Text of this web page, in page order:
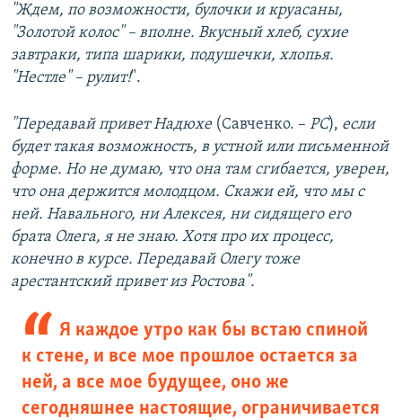
"Ждем, по возможности, булочки и круасаны,
"Золотой колос" – вполне. Вкусный хлеб, сухие
завтраки, типа шарики, подушечки, хлопья.
"Нестле" – рулит!".
"Передавай привет Надюхе(Cавченко. – РС), если
будет такая возможность, в устной или письменной
форме. Но не думаю, что она там сгибается, уверен,
что она держится молодцом. Скажи ей, что мы с
ней. Навального, ни Алексея, ни сидящего его
брата Олега, я не знаю. Хотя про их процесс,
конечно в курсе. Передавай Олегу тоже
арестантский привет из Ростова".
Я каждое утро как бы встаю спиной
к стене, и все мое прошлое остается за
ней, а все мое будущее, оно же
сегодняшнее настоящие, ограничивается